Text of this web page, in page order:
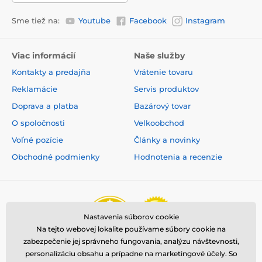
Multi pozičná páska má neobmedzenú
Any angle alebo "akomkoľvek uhle"
sa páska neprekrúti a ani nezasekne.Váš pes sa
môže vydať akýmkoľvek smerom, ale ani prudký
pohyb Vám nevezme nad páskou kontrolu.
Prechádzajte sa bez starostí a užívajte sa jedinečný
Sme tiež na: Youtube Facebook Instagram
Viac informácií
Kontakty a predajňa
Reklamácie
Doprava a platba
O spoločnosti
Voľné pozície
Obchodné podmienky
Naše služby
Vrátenie tovaru
Servis produktov
Bazárový tovar
Velkoobchod
Články a novinky
Hodnotenia a recenzie
Nastavenia súborov cookie
Na tejto webovej lokalite používame súbory cookie na
zabezpečenie jej správneho fungovania, analýzu návštevnosti,
personalizáciu obsahu a prípadne na marketingové účely. So